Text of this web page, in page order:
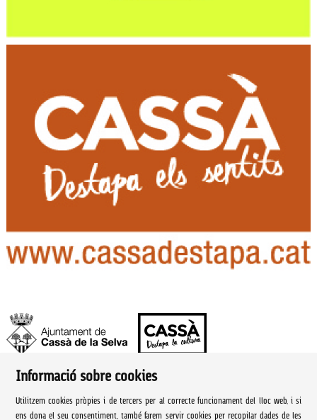
Ajuntament de Cassà de la Selva | Àrea de cultura
Informació sobre cookies
Utilitzem cookies pròpies i de tercers per al correcte funcionament del lloc web, i si
ens dona el seu consentiment, també farem servir cookies per recopilar dades de les